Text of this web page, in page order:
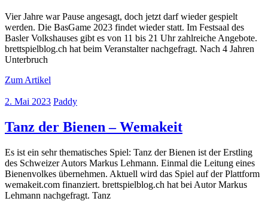
Vier Jahre war Pause angesagt, doch jetzt darf wieder gespielt
werden. Die BasGame 2023 findet wieder statt. Im Festsaal des
Basler Volkshauses gibt es von 11 bis 21 Uhr zahlreiche Angebote.
brettspielblog.ch hat beim Veranstalter nachgefragt. Nach 4 Jahren
Unterbruch
Zum Artikel
2. Mai 2023 Paddy
Tanz der Bienen – Wemakeit
Es ist ein sehr thematisches Spiel: Tanz der Bienen ist der Erstling
des Schweizer Autors Markus Lehmann. Einmal die Leitung eines
Bienenvolkes übernehmen. Aktuell wird das Spiel auf der Plattform
wemakeit.com finanziert. brettspielblog.ch hat bei Autor Markus
Lehmann nachgefragt. Tanz